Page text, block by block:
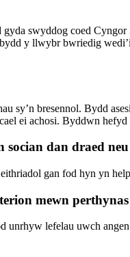
swyddog coed
y llwybr bwriedig
sy’n bresennol. Bydd
ei achosi. Byddwn
dan draed
gan fod hyn yn
mewn
lefelau uwch